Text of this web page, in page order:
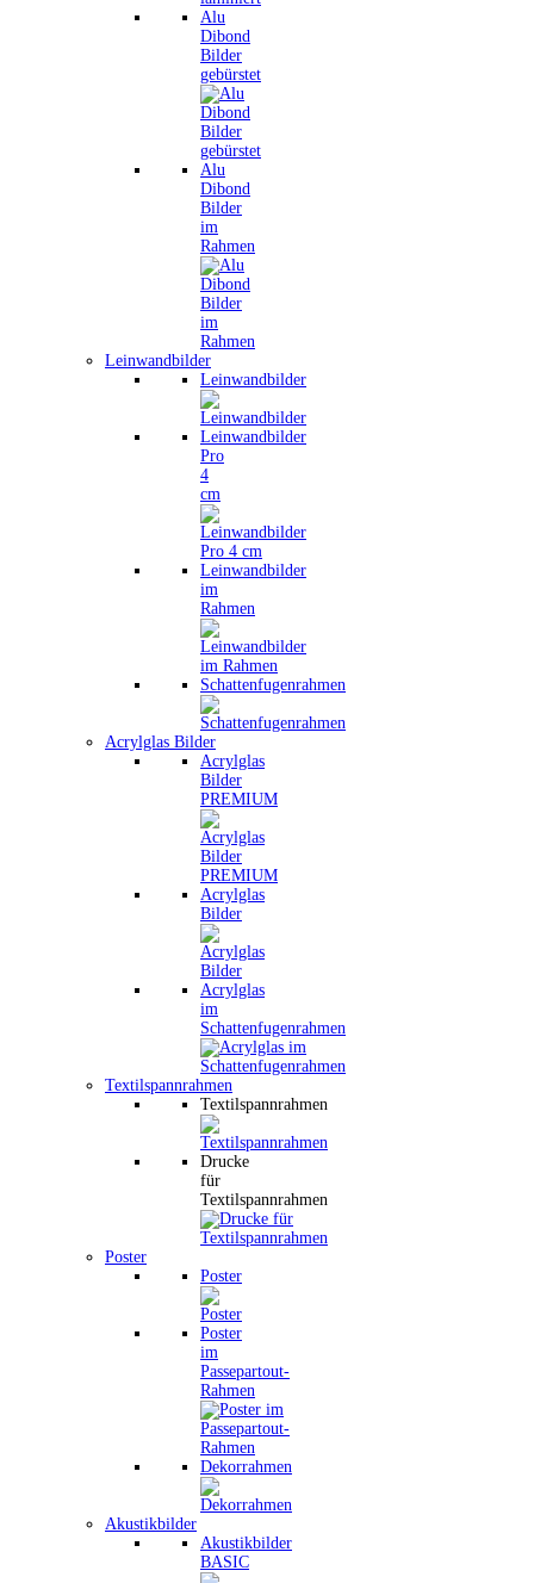
Alu
Dibond
Bilder
gebürstet
Alu
Dibond
Bilder
im
Rahmen
Leinwandbilder
Leinwandbilder
Leinwandbilder
Pro
4
cm
Leinwandbilder
im
Rahmen
Schattenfugenrahmen
Acrylglas Bilder
Acrylglas
Bilder
PREMIUM
Acrylglas
Bilder
Acrylglas
im
Schattenfugenrahmen
Textilspannrahmen
Textilspannrahmen
Drucke
für
Textilspannrahmen
Poster
Poster
Poster
im
Passepartout-
Rahmen
Dekorrahmen
Akustikbilder
Akustikbilder
BASIC